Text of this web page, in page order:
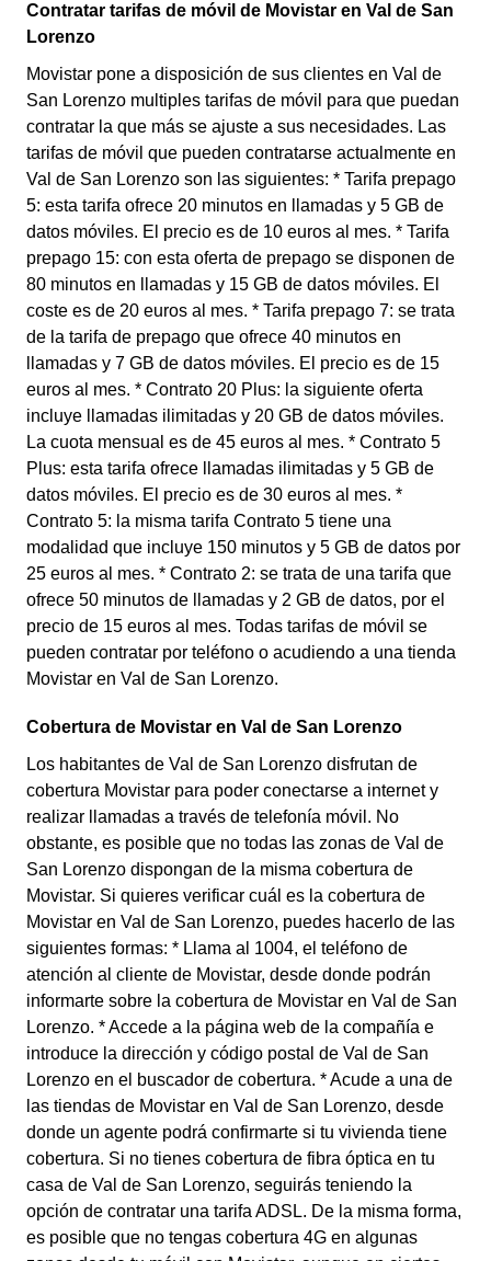
Contratar tarifas de móvil de Movistar en Val de San
Lorenzo
Movistar pone a disposición de sus clientes en Val de
San Lorenzo multiples tarifas de móvil para que puedan
contratar la que más se ajuste a sus necesidades. Las
tarifas de móvil que pueden contratarse actualmente en
Val de San Lorenzo son las siguientes: * Tarifa prepago
5: esta tarifa ofrece 20 minutos en llamadas y 5 GB de
datos móviles. El precio es de 10 euros al mes. * Tarifa
prepago 15: con esta oferta de prepago se disponen de
80 minutos en llamadas y 15 GB de datos móviles. El
coste es de 20 euros al mes. * Tarifa prepago 7: se trata
de la tarifa de prepago que ofrece 40 minutos en
llamadas y 7 GB de datos móviles. El precio es de 15
euros al mes. * Contrato 20 Plus: la siguiente oferta
incluye llamadas ilimitadas y 20 GB de datos móviles.
La cuota mensual es de 45 euros al mes. * Contrato 5
Plus: esta tarifa ofrece llamadas ilimitadas y 5 GB de
datos móviles. El precio es de 30 euros al mes. *
Contrato 5: la misma tarifa Contrato 5 tiene una
modalidad que incluye 150 minutos y 5 GB de datos por
25 euros al mes. * Contrato 2: se trata de una tarifa que
ofrece 50 minutos de llamadas y 2 GB de datos, por el
precio de 15 euros al mes. Todas tarifas de móvil se
pueden contratar por teléfono o acudiendo a una tienda
Movistar en Val de San Lorenzo.
Cobertura de Movistar en Val de San Lorenzo
Los habitantes de Val de San Lorenzo disfrutan de
cobertura Movistar para poder conectarse a internet y
realizar llamadas a través de telefonía móvil. No
obstante, es posible que no todas las zonas de Val de
San Lorenzo dispongan de la misma cobertura de
Movistar. Si quieres verificar cuál es la cobertura de
Movistar en Val de San Lorenzo, puedes hacerlo de las
siguientes formas: * Llama al 1004, el teléfono de
atención al cliente de Movistar, desde donde podrán
informarte sobre la cobertura de Movistar en Val de San
Lorenzo. * Accede a la página web de la compañía e
introduce la dirección y código postal de Val de San
Lorenzo en el buscador de cobertura. * Acude a una de
las tiendas de Movistar en Val de San Lorenzo, desde
donde un agente podrá confirmarte si tu vivienda tiene
cobertura. Si no tienes cobertura de fibra óptica en tu
casa de Val de San Lorenzo, seguirás teniendo la
opción de contratar una tarifa ADSL. De la misma forma,
es posible que no tengas cobertura 4G en algunas